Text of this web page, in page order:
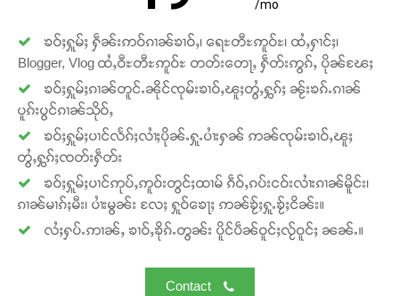
/mo
ၶဝ်ႈႁူမ်ႈ ႁဵၼ်းဢဝ်ၵၢၼ်ၶၢဝ်ႇ၊ ရေႊတီႊဢူဝ်ႊ၊ ထႆႇႁၢင်ႈ၊
Blogger, Vlog ထႆႇဝီႊတီႊဢူဝ်ႊ တတ်းတေႃႇ ႁဵတ်းဢွၵ်ႇ ပိုၼ်ၽႄႈ
ၶဝ်ႈႁူမ်ႈၵၢၼ်တူင်ႉၼိုင်ၸုမ်းၶၢဝ်ႇၽူႈတွႆႇႁွၵ်ႈ ၼႂ်းၶၵ်ႉၵၢၼ်
ပူၵ်းပွင်ၵၢၼ်သိုဝ်ႇ
ၶဝ်ႈႁူမ်ႈပၢင်လႅၵ်ႈလၢႆႈပိုၼ်ႉႁူႉပၢႆးႁၼ် ဢၼ်ၸုမ်းၶၢဝ်ႇၽူႈ
တွႆႇႁွၵ်ႈၸတ်းႁဵတ်း
ၶဝ်ႈႁူမ်ႈပၢင်ဢုပ်ႇဢူဝ်းတွင်ႈထၢမ် ၵဵဝ်ႇၵပ်းငဝ်းလၢႆးၵၢၼ်မိူင်း၊
ၵၢၼ်မၢၵ်ႈမီး၊ ပၢႆးမွၼ်း လႄႈ ႁူဝ်ၶေႃႈ ဢၼ်ၶႂ်ႈႁူႉၶႂ်ႈငိၼ်း။
လႆႈႁပ်ႉဢၢၼ်ႇ ၶၢဝ်ႇၶိုၵ်ႉတွၼ်း ပိူင်ပဵၼ်ဝူင်ႈလႂ်ဝူင်ႈ ၼၼ်ႉ။
Contact